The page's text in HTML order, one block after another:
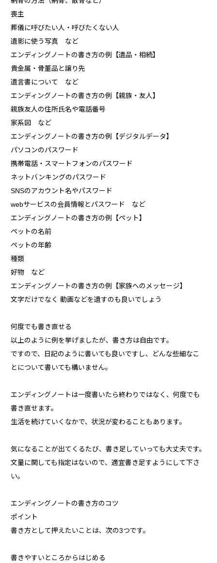
喪主
葬儀に呼びたい人・呼びたくない人
遺影に使う写真 など
エンディングノートの書き方の例【遺品・相続】
貴金属・骨董品と譲り先
遺言書について など
エンディングノートの書き方の例【親族・友人】
親族友人の住所氏名や電話番号
家系図 など
エンディングノートの書き方の例【デジタルデータ】
パソコンのパスワード
携帯電話・スマートフォンのパスワード
ネットバンキングのパスワード
SNSのアカウント名やパスワード
webサービスの会員情報とパスワード など
エンディングノートの書き方の例【ペット】
ペットの名前
ペットの年齢
種類
好物 など
エンディングノートの書き方の例【家族へのメッセージ】
文字だけでなく 動画などを遺すのも良いでしょう
何度でも書き直せる
以上のように例を挙げましたが、書き方は自由です。
ですので、日記のように書いても良いですし、どんな些細なこ
とについて書いても構いません。
エンディングノートは一度書いたら終わりではなく、何度でも
書き直せます。
生活を続けていくなかで、状況が変わることもあります。
気になることが出てくるたび、書き足していっても大丈夫です。
文量に関しても指定はないので、適宜書き足すようにして下さ
い。
エンディングノートの書き方のコツ
ポイント
書き方として押えたいことは、次の3つです。
書きやすいところからはじめる